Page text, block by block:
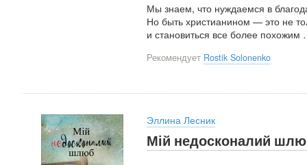
Мы знаем, что нуждаемся в
Но быть христианином — это не
и становиться все более похожим
Рекомендует Rostik Solonenko
Эллина Лесник
Мій недосконалий